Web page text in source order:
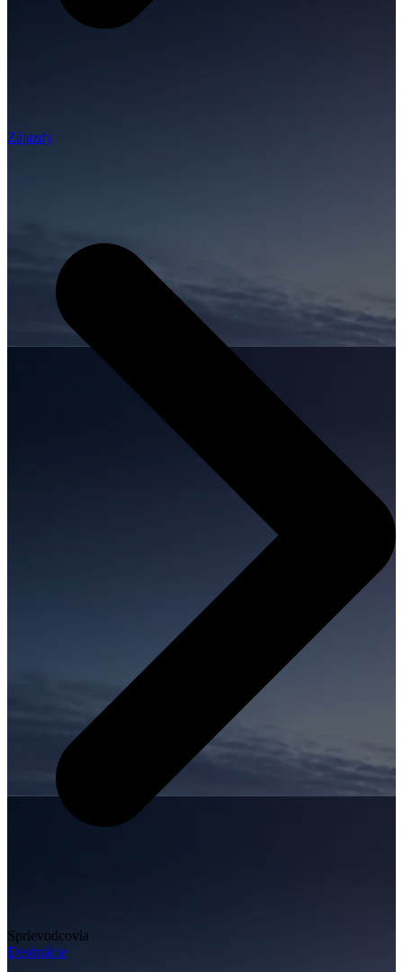
Zájazdy
Sprievodcovia
Destinácie